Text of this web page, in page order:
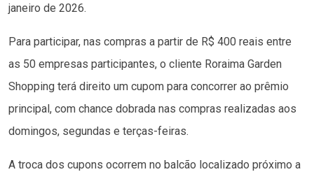
janeiro de 2026.
Para participar, nas compras a partir de R$ 400 reais entre
as 50 empresas participantes, o cliente Roraima Garden
Shopping terá direito um cupom para concorrer ao prêmio
principal, com chance dobrada nas compras realizadas aos
domingos, segundas e terças-feiras.
A troca dos cupons ocorrem no balcão localizado próximo a